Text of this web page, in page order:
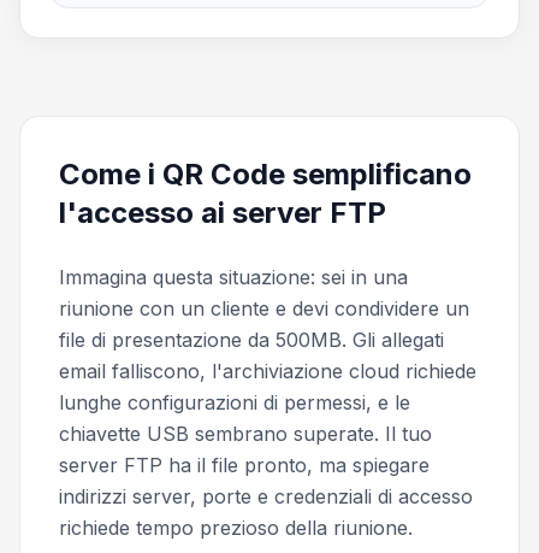
Come i QR Code semplificano
l'accesso ai server FTP
Immagina questa situazione: sei in una
riunione con un cliente e devi condividere un
file di presentazione da 500MB. Gli allegati
email falliscono, l'archiviazione cloud richiede
lunghe configurazioni di permessi, e le
chiavette USB sembrano superate. Il tuo
server FTP ha il file pronto, ma spiegare
indirizzi server, porte e credenziali di accesso
richiede tempo prezioso della riunione.